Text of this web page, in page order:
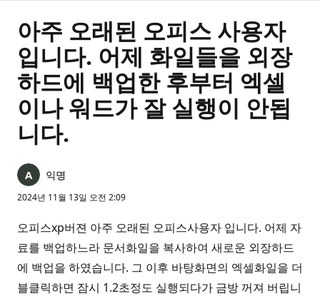
아주 오래된 오피스 사용자
입니다. 어제 화일들을 외장
하드에 백업한 후부터 엑셀
이나 워드가 잘 실행이 안됩
니다.
익명
2024년 11월 13일 오전 2:09
오피스xp버젼 아주 오래된 오피스사용자 입니다. 어제 자
료를 백업하느라 문서화일을 복사하여 새로운 외장하드
에 백업을 하였습니다. 그 이후 바탕화면의 엑셀화일을 더
블클릭하면 잠시 1.2초정도 실행되다가 금방 꺼져 버립니